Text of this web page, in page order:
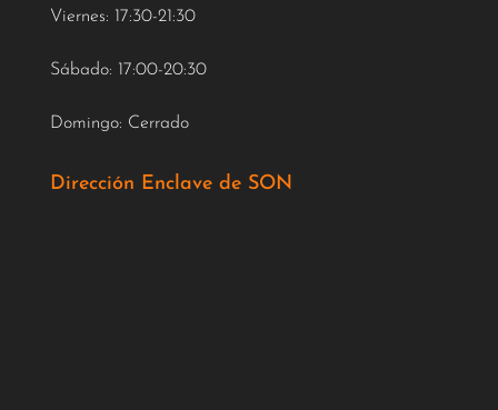
Viernes: 17:30-21:30
Sábado: 17:00-20:30
Domingo: Cerrado
Dirección Enclave de SON